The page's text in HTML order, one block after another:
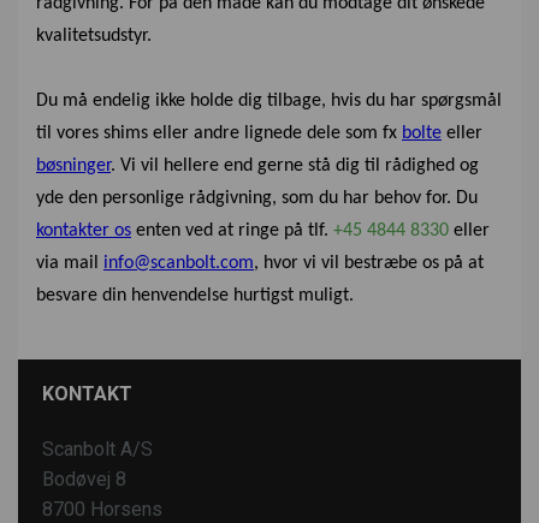
kvalitetsudstyr.
Du må endelig ikke holde dig tilbage, hvis du har spørgsmål
til vores shims eller andre lignede dele som fx bolte eller
bøsninger. Vi vil hellere end gerne stå dig til rådighed og
yde den personlige rådgivning, som du har behov for. Du
kontakter os enten ved at ringe på tlf. +45 4844 8330 eller
via mail info@scanbolt.com, hvor vi vil bestræbe os på at
besvare din henvendelse hurtigst muligt.
KONTAKT
Scanbolt A/S
Bodøvej 8
8700 Horsens